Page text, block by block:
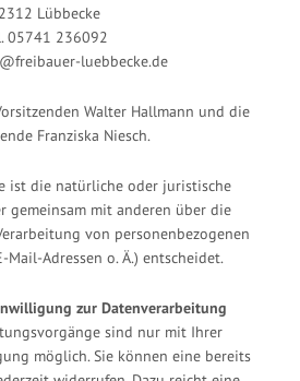
Lübbecke
05741 236092
luebbecke.de
Walter Hallmann und die
Franziska Niesch.
ist die natürliche oder juristische
gemeinsam mit anderen über die
von personenbezogenen
Mail-Adressen o. Ä.) entscheidet.
zur Datenverarbeitung
sind nur mit Ihrer
möglich. Sie können eine bereits